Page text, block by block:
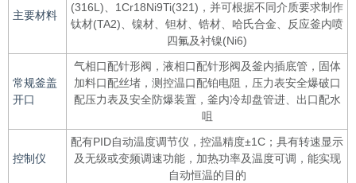
主要材料
(316L)、1Cr18Ni9Ti(321)，并可根据不同介质要求制作
钛材(TA2)、镍材、钽材、锆材、哈氏合金、反应釜内喷
四氟及衬镍(Ni6)
常规釜盖
开口
气相口配针形阀，液相口配针形阀及釜内插底管，固体
加料口配丝堵，测控温口配铂电阻，压力表安全爆破口
配压力表及安全防爆装置，釜内冷却盘管进、出口配水
咀
控制仪
配有PID自动温度调节仪，控温精度±1C；具有转速显示
及无级或变频调速功能，加热功率及温度可调，能实现
自动恒温的目的